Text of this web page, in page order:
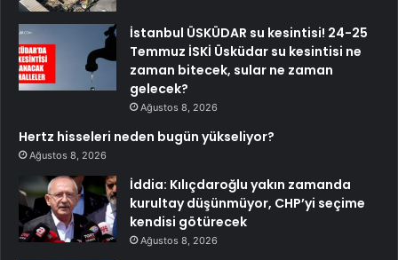
İstanbul ÜSKÜDAR su kesintisi! 24-25
Temmuz İSKİ Üsküdar su kesintisi ne
zaman bitecek, sular ne zaman
gelecek?
Ağustos 8, 2026
Hertz hisseleri neden bugün yükseliyor?
Ağustos 8, 2026
İddia: Kılıçdaroğlu yakın zamanda
kurultay düşünmüyor, CHP’yi seçime
kendisi götürecek
Ağustos 8, 2026